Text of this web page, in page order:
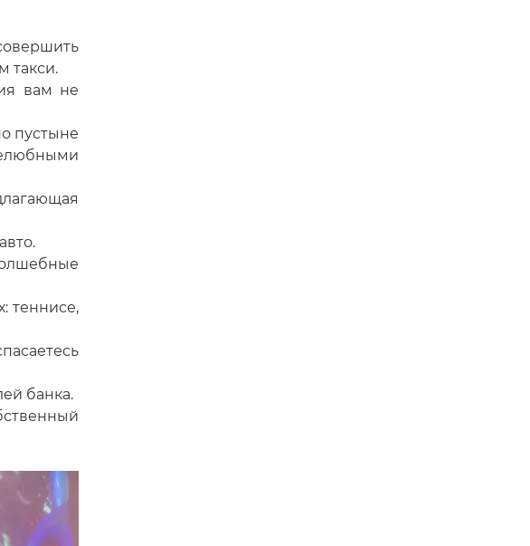
такси.
вам не
пустыне
теннисе,
банка.